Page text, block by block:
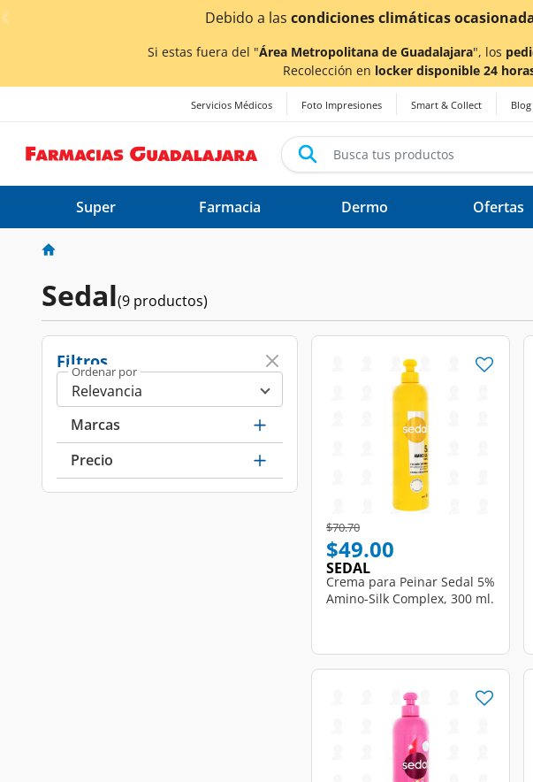
< div class="carousel-inner"> Debido a las condiciones climáticas
Si estas fuera del "Área Metropolitana de Guadalajara", los
Recolección en locker disponible 24
Servicios Médicos Foto Impresiones Smart & Collect Blog
Super Farmacia Dermo Ofertas
Sedal(9 productos)
Filtros
Ordenar por
Marcas
Precio
Price reduced from
$70.70to
$49.00
SEDAL
Crema para Peinar Sedal 5%
Amino-Silk Complex, 300 ml.